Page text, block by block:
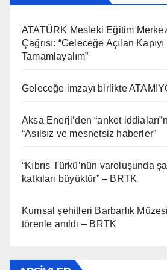
ATATÜRK Mesleki Eğitim
Çağrısı: “Geleceğe Açılan
Tamamlayalım”
Geleceğe imzayı birlikte
Aksa Enerji’den “anket
“Asılsız ve mesnetsiz haberler”
“Kıbrıs Türkü’nün varoluşunda
katkıları büyüktür” – BRTK
Kumsal şehitleri Barbarlık
törenle anıldı – BRTK